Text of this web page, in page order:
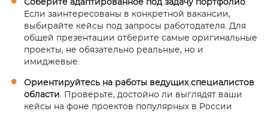
Соберите адаптированное под задачу портфолио.
Если заинтересованы в конкретной вакансии,
выбирайте кейсы под запросы работодателя. Для
общей презентации отберите самые оригинальные
проекты, не обязательно реальные, но и
имиджевые.
Ориентируйтесь на работы ведущих специалистов
области. Проверьте, достойно ли выглядят ваши
кейсы на фоне проектов популярных в России